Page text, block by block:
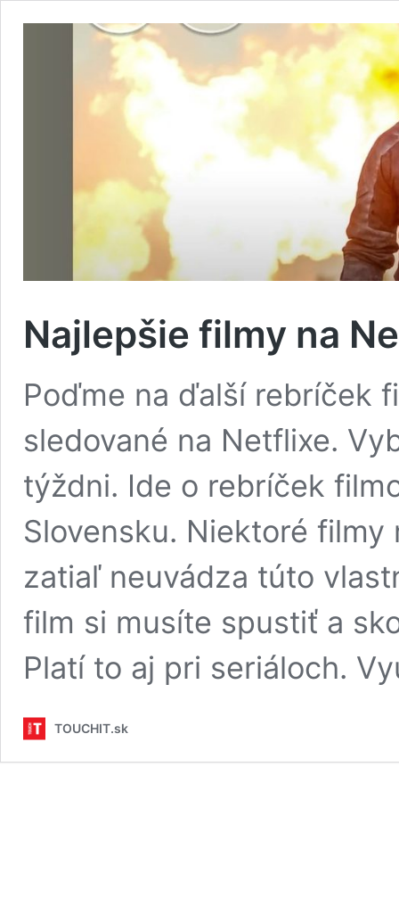
Najlepšie filmy na
Poďme na ďalší rebríček
sledované na Netflixe.
týždni. Ide o rebríček
Slovensku. Niektoré
zatiaľ neuvádza túto
film si musíte spustiť a
Platí to aj pri seriáloch.
TOUCHIT.sk